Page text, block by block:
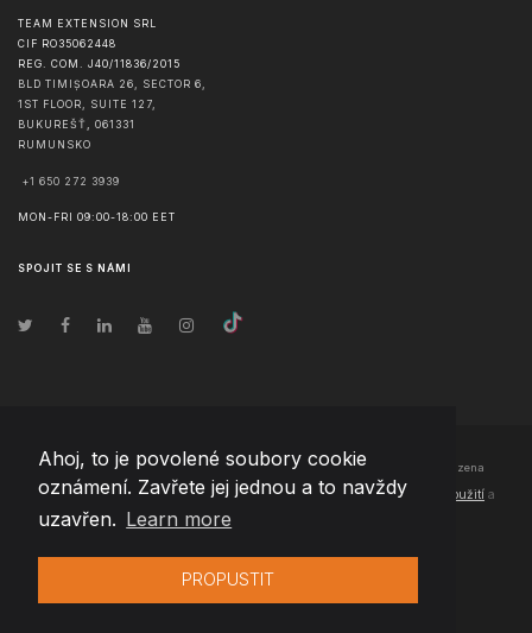
Ahoj, to je povolené soubory cookie
oznámení. Zavřete jej jednou a to navždy
uzavřen. Learn more
PROPUSTIT
TEAM EXTENSION SRL
CIF RO35062448
REG. COM. J40/11836/2015
BLD TIMIȘOARA 26, SECTOR 6,
1ST FLOOR, SUITE 127,
BUKUREŠŤ , 061331
RUMUNSKO
+1 650 272 3939
MON-FRI 09:00-18:00 EET
SPOJIT SE S NÁMI
© Copyright2026 Team Extension Czech Republic- Všechna práva vyhrazena
Changelog● Používáním těchto stránek souhlasíte s našimiPodmínky použití a
Politika soukromí